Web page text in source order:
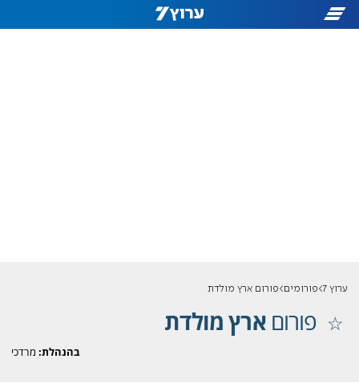
ערוץ 7 פורומים פורום ארץ מולדת
פורוםארץ מולדת
בהנהלת: מרדכי